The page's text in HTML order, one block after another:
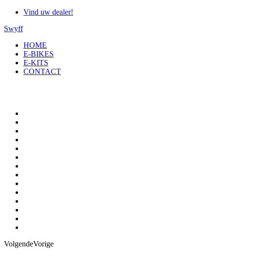
Vind uw dealer!
Swyff
HOME
E-BIKES
E-KITS
CONTACT
VolgendeVorige